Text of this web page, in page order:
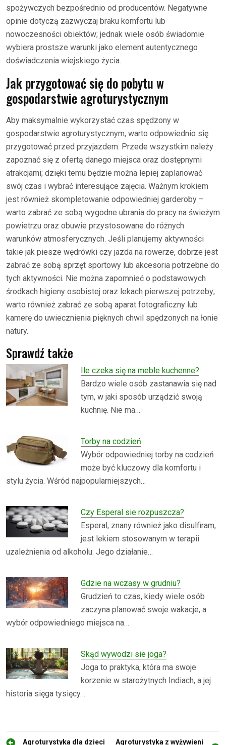
spożywczych bezpośrednio od producentów. Negatywne
opinie dotyczą zazwyczaj braku komfortu lub
nowoczesności obiektów; jednak wiele osób świadomie
wybiera prostsze warunki jako element autentycznego
doświadczenia wiejskiego życia.
Jak przygotować się do pobytu w
gospodarstwie agroturystycznym
Aby maksymalnie wykorzystać czas spędzony w
gospodarstwie agroturystycznym, warto odpowiednio się
przygotować przed przyjazdem. Przede wszystkim należy
zapoznać się z ofertą danego miejsca oraz dostępnymi
atrakcjami; dzięki temu będzie można lepiej zaplanować
swój czas i wybrać interesujące zajęcia. Ważnym krokiem
jest również skompletowanie odpowiedniej garderoby –
warto zabrać ze sobą wygodne ubrania do pracy na świeżym
powietrzu oraz obuwie przystosowane do różnych
warunków atmosferycznych. Jeśli planujemy aktywności
takie jak piesze wędrówki czy jazda na rowerze, dobrze jest
zabrać ze sobą sprzęt sportowy lub akcesoria potrzebne do
tych aktywności. Nie można zapomnieć o podstawowych
środkach higieny osobistej oraz lekach pierwszej potrzeby;
warto również zabrać ze sobą aparat fotograficzny lub
kamerę do uwiecznienia pięknych chwil spędzonych na łonie
natury.
Sprawdź także
Ile czeka się na meble kuchenne?
Bardzo wiele osób zastanawia się nad
tym, w jaki sposób urządzić swoją
kuchnię. Nie ma…
Torby na codzień
Wybór odpowiedniej torby na codzień
może być kluczowy dla komfortu i
stylu życia. Wśród najpopularniejszych…
Czy Esperal sie rozpuszcza?
Esperal, znany również jako disulfiram,
jest lekiem stosowanym w terapii
uzależnienia od alkoholu. Jego działanie…
Gdzie na wczasy w grudniu?
Grudzień to czas, kiedy wiele osób
zaczyna planować swoje wakacje, a
wybór odpowiedniego miejsca na…
Skąd wywodzi sie joga?
Joga to praktyka, która ma swoje
korzenie w starożytnych Indiach, a jej
historia sięga tysięcy…
Agroturystyka dla dzieci Agroturystyka z wyżywieni